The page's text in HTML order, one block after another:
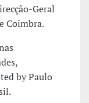
Geral
Coimbra.
by Paulo